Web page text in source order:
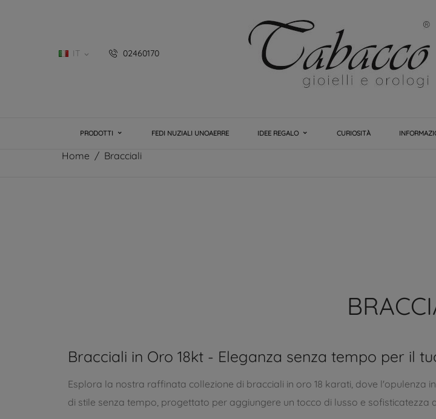
IT  02460170
PRODOTTI FEDI NUZIALI UNOAERRE IDEE REGALO CURIOSITÀ
Home Bracciali
Bracciali in Oro 18kt - Eleganza senza tempo per il
Esplora la nostra raffinata collezione di bracciali in oro 18 karati, dove l'opulenza
di stile senza tempo, progettato per aggiungere un tocco di lusso e sofisticatezza